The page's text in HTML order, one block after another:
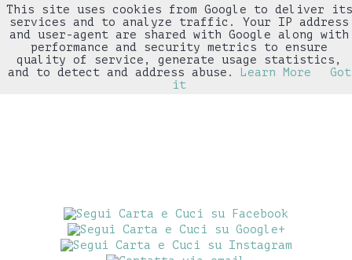
▼
This site uses cookies from Google to deliver its
services and to analyze traffic. Your IP address
and user-agent are shared with Google along with
performance and security metrics to ensure
quality of service, generate usage statistics,
and to detect and address abuse.
Learn More
Got
it